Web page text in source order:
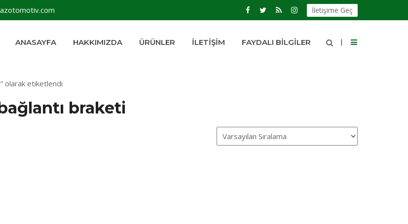
İletişime Geç
ANASAYFA HAKKIMIZDA ÜRÜNLER İLETIŞIM FAYDALI BILGILER
olarak etiketlendi
braketi